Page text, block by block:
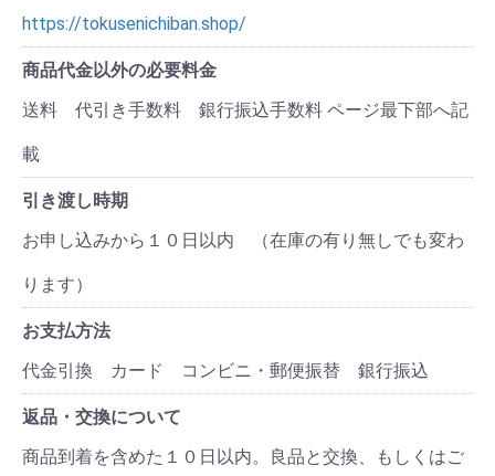
https://tokusenichiban.shop/
商品代金以外の必要料金
送料 代引き手数料 銀行振込手数料 ページ最下部へ記
載
引き渡し時期
お申し込みから１０日以内 （在庫の有り無しでも変わ
ります）
お支払方法
代金引換 カード コンビニ・郵便振替 銀行振込
返品・交換について
商品到着を含めた１０日以内。良品と交換、もしくはご